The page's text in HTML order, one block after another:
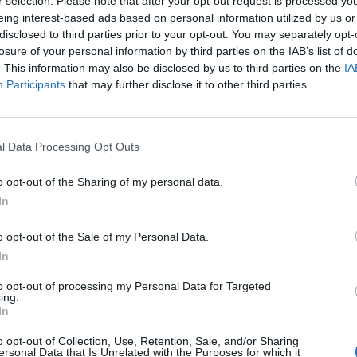
interest-based ads based on personal information utilized by us
to third parties prior to your opt-out. You may separately
of your personal information by third parties on the IAB’s list of
This information may also be disclosed by us to third parties on the
Participants that may further disclose it to other third parties.
Data Processing Opt Outs
opt-out of the Sharing of my personal data.
opt-out of the Sale of my Personal Data.
opt-out of processing my Personal Data for Targeted
opt-out of Collection, Use, Retention, Sale, and/or Sharing
Data that Is Unrelated with the Purposes for which it
písmen. Zadejte všechny
Vyberte své puzzle:
ale doporučujeme použít vyhledávání podle písmen.